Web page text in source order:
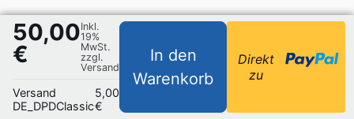
50,00
€
Inkl.
19%
MwSt.
zzgl.
Versand
Versand
DE_DPDClassic
5,00
€
In den
Warenkorb
Direkt
zu